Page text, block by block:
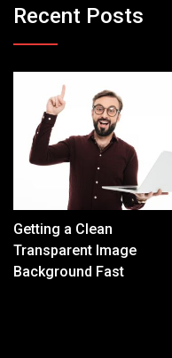
Recent Posts
Getting a Clean
Transparent Image
Background Fast